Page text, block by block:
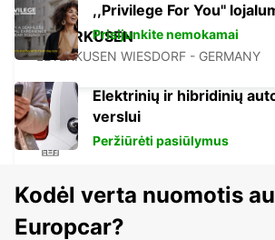
LEVERKUSEN
LEVERKUSEN WIESDORF - GERMANY
BERGISCH-GLADBACH - GERMANY
,,Privilege For You''
Prisijunkite nemokamai
Elektrinių ir hibridinių
verslui
Peržiūrėti pasiūlymus
Kodėl verta nuomotis
Europcar?